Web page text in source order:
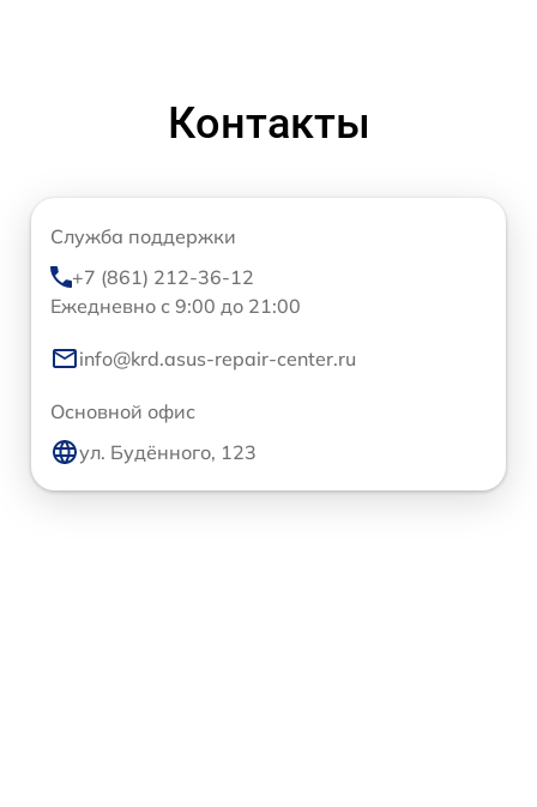
Контакты
Служба поддержки
+7 (861) 212-36-12
Ежедневно с 9:00 до 21:00
info@krd.asus-repair-center.ru
Основной офис
ул. Будённого, 123